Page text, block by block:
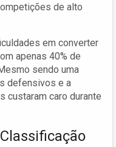
de alto
em converter
apenas 40% de
sendo uma
defensivos e a
custaram caro durante